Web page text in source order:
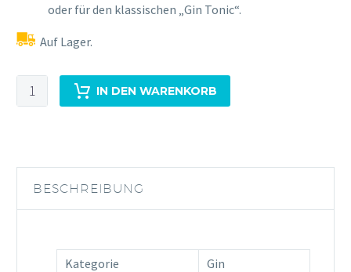
oder für den klassischen „Gin Tonic“.
Auf Lager.
Black
Forest
47%Vol
IN DEN WARENKORB
BESCHREIBUNG
Kategorie
Gin